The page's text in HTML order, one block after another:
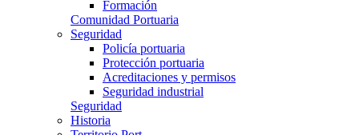
Formación
Comunidad Portuaria
Seguridad
Policía portuaria
Protección portuaria
Acreditaciones y permisos
Seguridad industrial
Seguridad
Historia